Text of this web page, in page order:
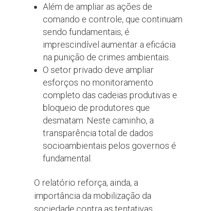
Além de ampliar as ações de
comando e controle, que continuam
sendo fundamentais, é
imprescindível aumentar a eficácia
na punição de crimes ambientais.
O setor privado deve ampliar
esforços no monitoramento
completo das cadeias produtivas e
bloqueio de produtores que
desmatam. Neste caminho, a
transparência total de dados
socioambientais pelos governos é
fundamental.
O relatório reforça, ainda, a
importância da mobilização da